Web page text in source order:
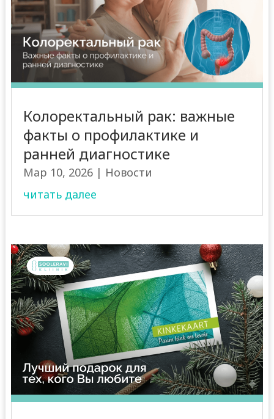
Колоректальный рак: важные
факты о профилактике и
ранней диагностике
Мар 10, 2026| Новости
читать далее